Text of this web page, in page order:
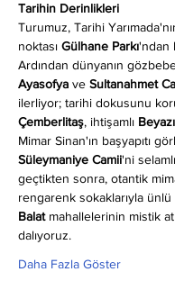
Tarihin Derinlikleri
Turumuz, Tarihi
noktası Gülhane Parkı'ndan
Ardından dünyanın
Ayasofya ve Sultanahmet
ilerliyor; tarihi dokusunu
Çemberlitaş, ihtişamlı
Mimar Sinan'ın başyapıtı
Süleymaniye Camii'ni
geçtikten sonra, otantik
rengarenk sokaklarıyla ünlü
Balat mahallelerinin mistik
dalıyoruz.
Daha Fazla Göster